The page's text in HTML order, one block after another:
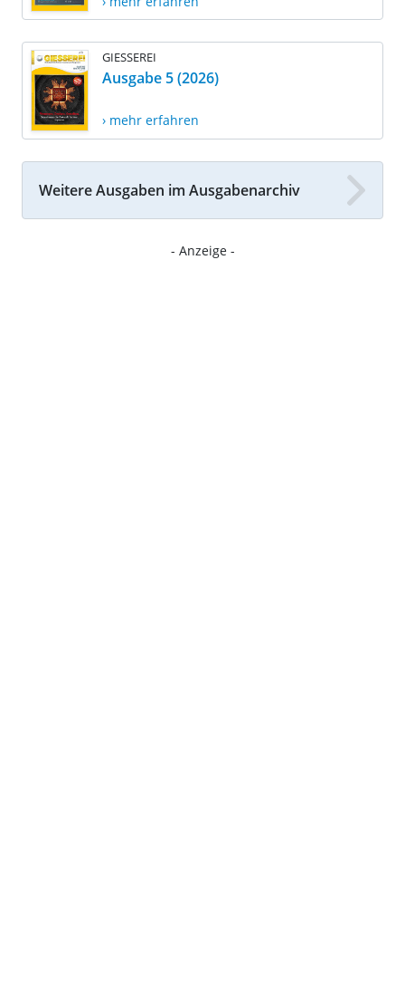
GIESSEREI
Ausgabe 5 (2026)
› mehr erfahren
Weitere Ausgaben im Ausgabenarchiv
- Anzeige -